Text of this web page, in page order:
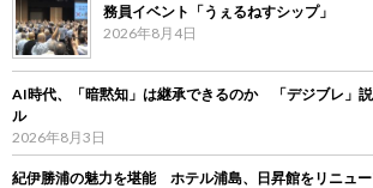
務員イベント「うぇるねすシップ」
2026年8月4日
AI時代、「暗黙知」は継承できるのか 「デジブレ」
ル
2026年8月3日
紀伊勝浦の魅力を堪能 ホテル浦島、日昇館をリニュ